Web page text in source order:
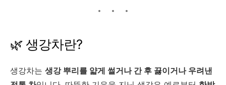
🌿 생강차란?
생강차는 생강 뿌리를 얇게 썰거나 간 후 끓이거나 우려낸